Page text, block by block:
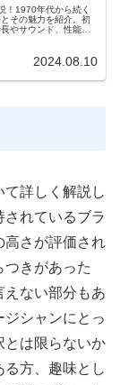
！1970年代から続く
その魅力を紹介。初
やサウンド、性能を
2024.08.10
詳しく解説し
されているブラ
高さが評価され
きがあった
えない部分もあ
ジシャンにとっ
とは限らないか
る方、趣味とし